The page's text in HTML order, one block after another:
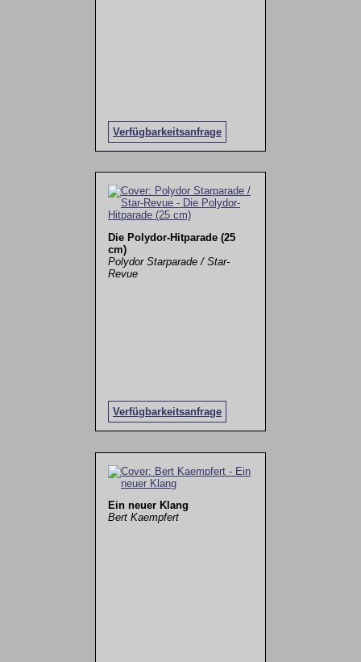
Verfügbarkeitsanfrage
Die Polydor-Hitparade (25
cm)
Polydor Starparade / Star-
Revue
Verfügbarkeitsanfrage
Ein neuer Klang
Bert Kaempfert